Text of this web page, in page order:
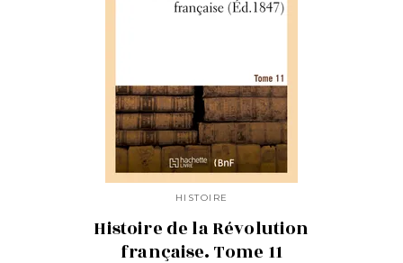
HISTOIRE
Histoire de la Révolution
française. Tome 11